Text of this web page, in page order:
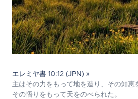
エレミヤ書 10:12 (JPN) »
主はその力をもって地を造り、その知恵
その悟りをもって天をのべられた。